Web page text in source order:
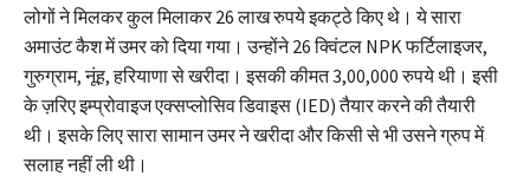
लोगों ने मिलकर कुल मिलाकर 26 लाख रुपये इकट्ठे किए थे। ये सारा
अमाउंट कैश में उमर को दिया गया। उन्होंने 26 क्विंटल NPK फर्टिलाइजर,
गुरुग्राम, नूंह, हरियाणा से खरीदा। इसकी कीमत 3,00,000 रुपये थी। इसी
के ज़रिए इम्प्रोवाइज एक्सप्लोसिव डिवाइस (IED) तैयार करने की तैयारी
थी। इसके लिए सारा सामान उमर ने खरीदा और किसी से भी उसने ग्रुप में
सलाह नहीं ली थी।